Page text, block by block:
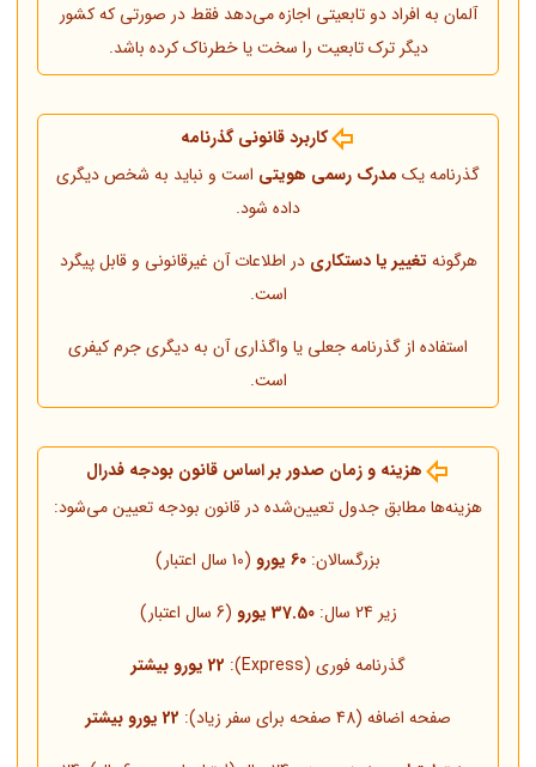
آلمان به افراد دو تابعیتی اجازه می‌دهد فقط در صورتی که کشور
دیگر ترک تابعیت را سخت یا خطرناک کرده باشد.
کاربرد قانونی گذرنامه
گذرنامه یک مدرک رسمی هویتی است و نباید به شخص دیگری
داده شود.
هرگونه تغییر یا دستکاری در اطلاعات آن غیرقانونی و قابل پیگرد
است.
استفاده از گذرنامه جعلی یا واگذاری آن به دیگری جرم کیفری
است.
هزینه و زمان صدور بر اساس قانون بودجه فدرال
هزینه‌ها مطابق جدول تعیین‌شده در قانون بودجه تعیین می‌شود:
بزرگسالان: 60 یورو
(10 سال اعتبار)
زیر 24 سال:
37.50 یورو
(6 سال اعتبار)
گذرنامه فوری (Express):
22 یورو بیشتر
صفحه اضافه (48 صفحه برای سفر زیاد):
22 یورو بیشتر